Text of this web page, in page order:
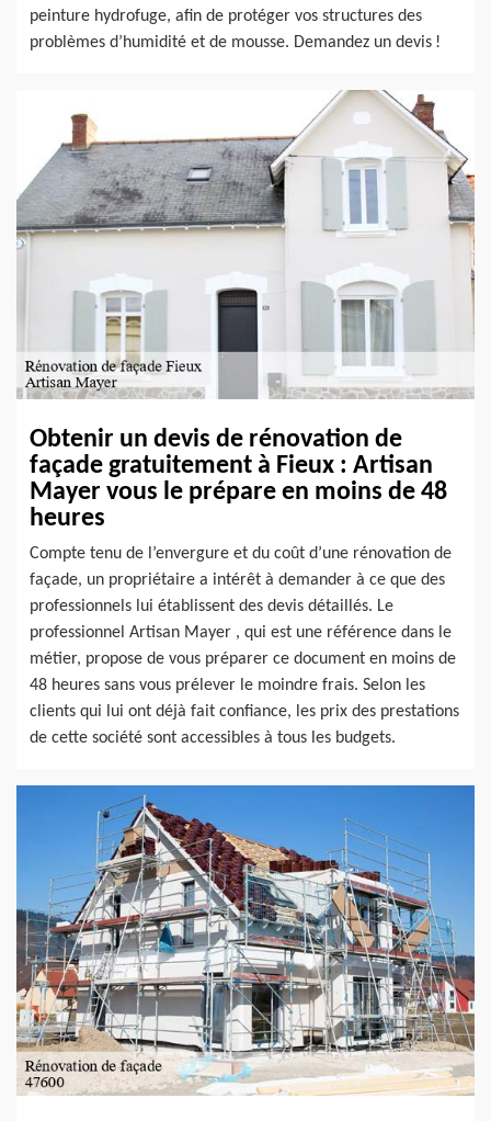
peinture hydrofuge, afin de protéger vos structures des
problèmes d’humidité et de mousse. Demandez un devis !
Obtenir un devis de rénovation de
façade gratuitement à Fieux : Artisan
Mayer vous le prépare en moins de 48
heures
Compte tenu de l’envergure et du coût d’une rénovation de
façade, un propriétaire a intérêt à demander à ce que des
professionnels lui établissent des devis détaillés. Le
professionnel Artisan Mayer , qui est une référence dans le
métier, propose de vous préparer ce document en moins de
48 heures sans vous prélever le moindre frais. Selon les
clients qui lui ont déjà fait confiance, les prix des prestations
de cette société sont accessibles à tous les budgets.